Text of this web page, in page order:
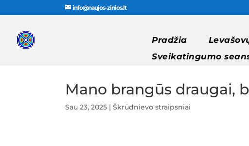
info@naujos-zinios.lt
Pradžia
Sveikatingumo
Mano brangūs draugai,
Sau 23, 2025 |Škrūdnievo straipsniai